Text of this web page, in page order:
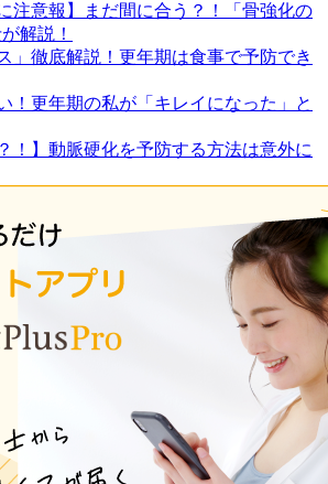
注意報】まだ間に合う？！「骨強化の
解説！
」徹底解説！更年期は食事で予防でき
！更年期の私が「キレイになった」と
！】動脈硬化を予防する方法は意外に